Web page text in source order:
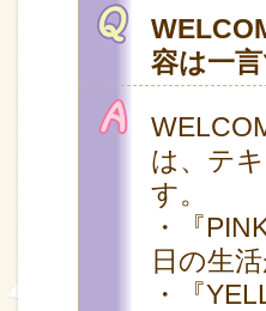
容は一
は、テ
す。
・『
日の生
・『